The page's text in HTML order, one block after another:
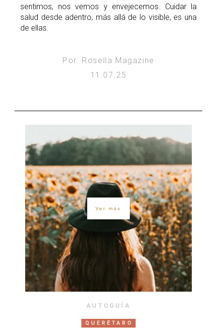
sentimos, nos vemos y envejecemos. Cuidar la
salud desde adentro, más allá de lo visible, es una
de ellas.
Por: Rosella Magazine
11.07.25
Ver más
AUTOGUÍA
QUERÉTARO